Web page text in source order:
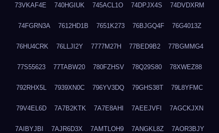
73VKAF4E 740HGIUK 745ACL1O 74DPJX4S 74DVDXRM
74FGRN3A 7612HD1B 7651K273 76BJGQ4F 76G4013Z
76HU4CRK 76LLJI2Y 7777M27H 77BED9B2 77BGMMG4
77S55623 77TABW20 780FZHSV 78Q29S80 78XWEZ88
792RHX5L 7939XN0C 796YV3DQ 79GHS38T 79L8YFMC
79V4EL6D 7A7B2KTK 7A7E8AHI 7AEEJVFI 7AGCKJXN
7AIBYJBI 7AJR6D3X 7AMTLOH9 7ANGKL8Z 7AOR3BJY